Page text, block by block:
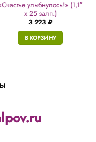
улыбнулось!» (1,1″
х 25 залп.)
3 223₽
В КОРЗИНУ